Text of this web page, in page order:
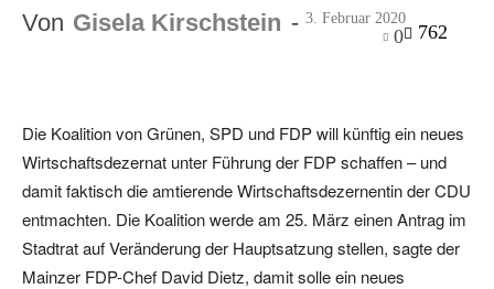
Von Gisela Kirschstein - 3. Februar 2020
762
0
Die Koalition von Grünen, SPD und FDP will künftig ein neues
Wirtschaftsdezernat unter Führung der FDP schaffen – und
damit faktisch die amtierende Wirtschaftsdezernentin der CDU
entmachten. Die Koalition werde am 25. März einen Antrag im
Stadtrat auf Veränderung der Hauptsatzung stellen, sagte der
Mainzer FDP-Chef David Dietz, damit solle ein neues